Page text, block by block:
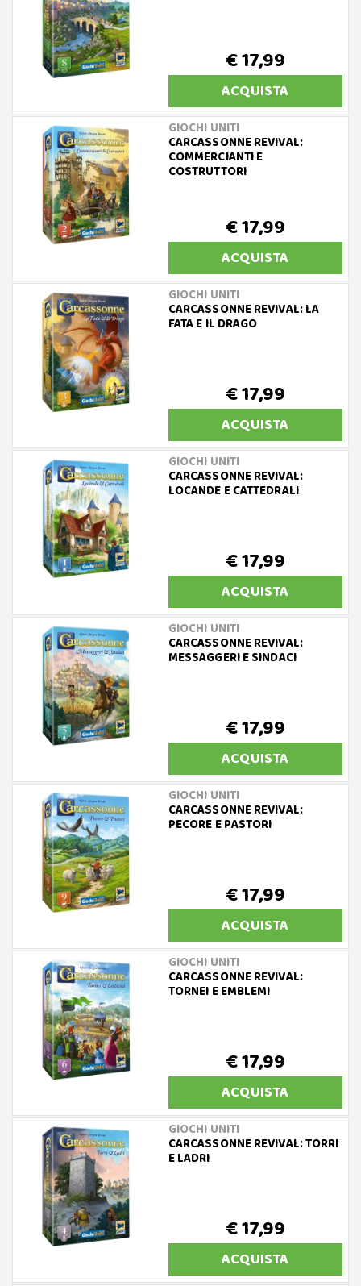
€ 17,99
ACQUISTA
GIOCHI UNITI
CARCASSONNE REVIVAL:
COMMERCIANTI E
COSTRUTTORI
€ 17,99
ACQUISTA
GIOCHI UNITI
CARCASSONNE REVIVAL: LA
FATA E IL DRAGO
€ 17,99
ACQUISTA
GIOCHI UNITI
CARCASSONNE REVIVAL:
LOCANDE E CATTEDRALI
€ 17,99
ACQUISTA
GIOCHI UNITI
CARCASSONNE REVIVAL:
MESSAGGERI E SINDACI
€ 17,99
ACQUISTA
GIOCHI UNITI
CARCASSONNE REVIVAL:
PECORE E PASTORI
€ 17,99
ACQUISTA
GIOCHI UNITI
CARCASSONNE REVIVAL:
TORNEI E EMBLEMI
€ 17,99
ACQUISTA
GIOCHI UNITI
CARCASSONNE REVIVAL: TORRI
E LADRI
€ 17,99
ACQUISTA